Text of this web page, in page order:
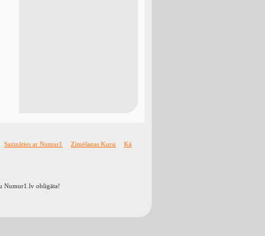
Sazināties ar Numur1 Zīmēšanas Kursi
Kā
Numur1.lv obligāta!